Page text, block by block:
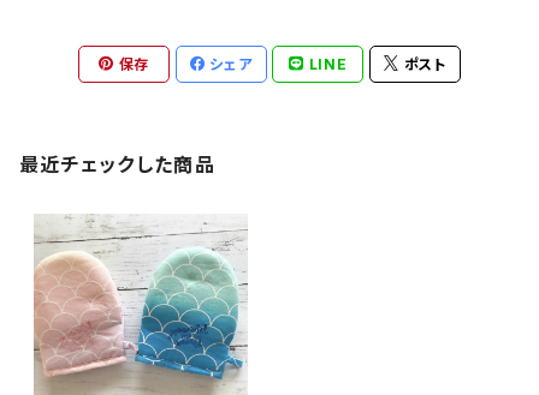
保存 シェア LINE ポスト
最近チェックした商品